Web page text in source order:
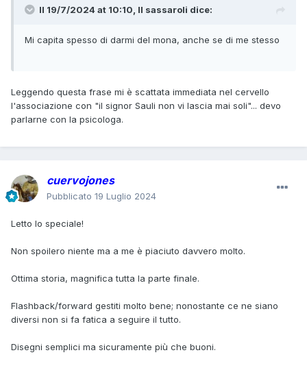
Il 19/7/2024 at 10:10, Il sassaroli dice:
Mi capita spesso di darmi del mona, anche se di me stesso
Leggendo questa frase mi è scattata immediata nel cervello
l'associazione con "il signor Sauli non vi lascia mai soli"... devo
parlarne con la psicologa.
cuervojones
Pubblicato 19 Luglio 2024
Letto lo speciale!
Non spoilero niente ma a me è piaciuto davvero molto.
Ottima storia, magnifica tutta la parte finale.
Flashback/forward gestiti molto bene; nonostante ce ne siano
diversi non si fa fatica a seguire il tutto.
Disegni semplici ma sicuramente più che buoni.